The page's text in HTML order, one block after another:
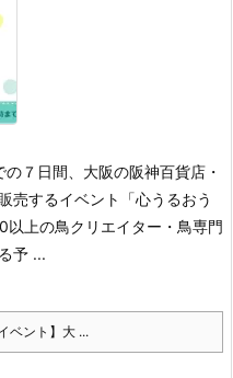
７日間、大阪の阪神百貨店・
売するイベント「心うるおう
上の鳥クリエイター・鳥専門
予 ...
ベント】大 ...